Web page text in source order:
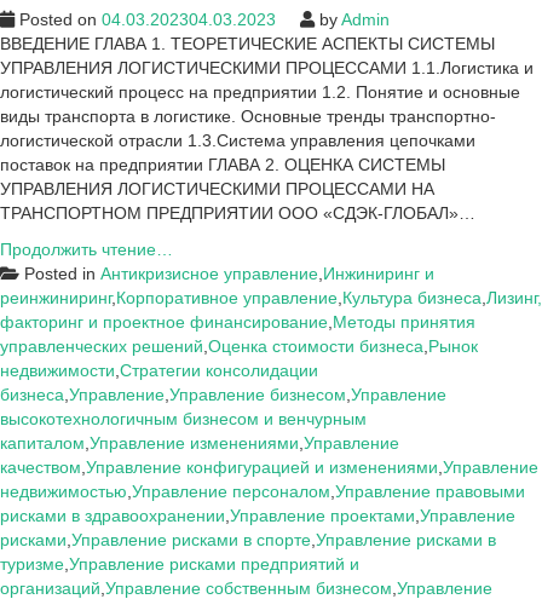
Posted on 04.03.202304.03.2023 byAdmin
ВВЕДЕНИЕ ГЛАВА 1. ТЕОРЕТИЧЕСКИЕ АСПЕКТЫ СИСТЕМЫ
УПРАВЛЕНИЯ ЛОГИСТИЧЕСКИМИ ПРОЦЕССАМИ 1.1.Логистика и
логистический процесс на предприятии 1.2. Понятие и основные
виды транспорта в логистике. Основные тренды транспортно-
логистической отрасли 1.3.Система управления цепочками
поставок на предприятии ГЛАВА 2. ОЦЕНКА СИСТЕМЫ
УПРАВЛЕНИЯ ЛОГИСТИЧЕСКИМИ ПРОЦЕССАМИ НА
ТРАНСПОРТНОМ ПРЕДПРИЯТИИ ООО «СДЭК-ГЛОБАЛ»…
Продолжить чтение…
ВКР,
курсовых
на
тему:
Управление
Posted in Антикризисное управление Инжиниринг и
реинжиниринг,Корпоративное управление Культура бизнеса Лизинг,
факторинг и проектное финансирование Методы принятия
управленческих решений Оценка стоимости бизнеса Рынок
недвижимости Стратегии консолидации
бизнеса Управление Управление бизнесом Управление
высокотехнологичным бизнесом и венчурным
капиталом Управление изменениями Управление
качеством Управление конфигурацией и изменениями Управление
недвижимостью Управление персоналом Управление правовыми
рисками в здравоохранении Управление проектами Управление
рисками Управление рисками в спорте Управление рисками в
туризме Управление рисками предприятий и
организаций Управление собственным бизнесом Управление